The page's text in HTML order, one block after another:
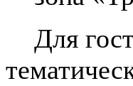
Для